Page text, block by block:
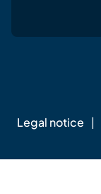
Legal notice